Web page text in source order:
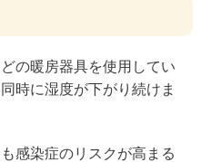
の暖房器具を使用してい
時に湿度が下がり続けま
感染症のリスクが高まる